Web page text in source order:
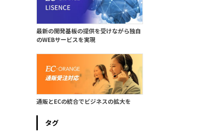
最新の開発基板の提供を受けながら独自
のWEBサービスを実現
通販とECの統合でビジネスの拡大を
タグ